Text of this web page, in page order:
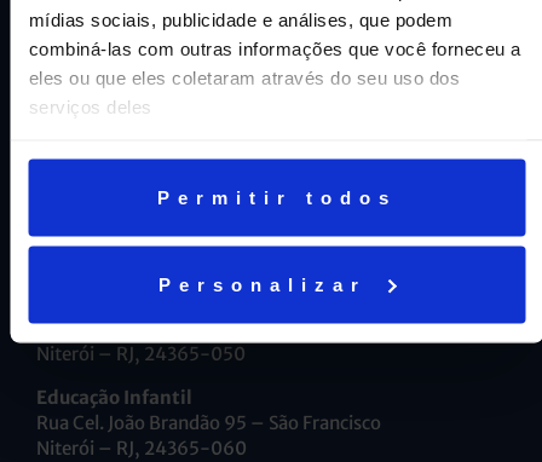
mídias sociais, publicidade e análises, que podem
combiná-las com outras informações que você forneceu a
eles ou que eles coletaram através do seu uso dos
serviços deles
Permitir todos
Personalizar
Aviso geral de proteção de dados
R. Maria Caldas, 35 – São Francisco
Niterói – RJ, 24365-050
Educação Infantil
Rua Cel. João Brandão 95 – São Francisco
Niterói – RJ, 24365-060